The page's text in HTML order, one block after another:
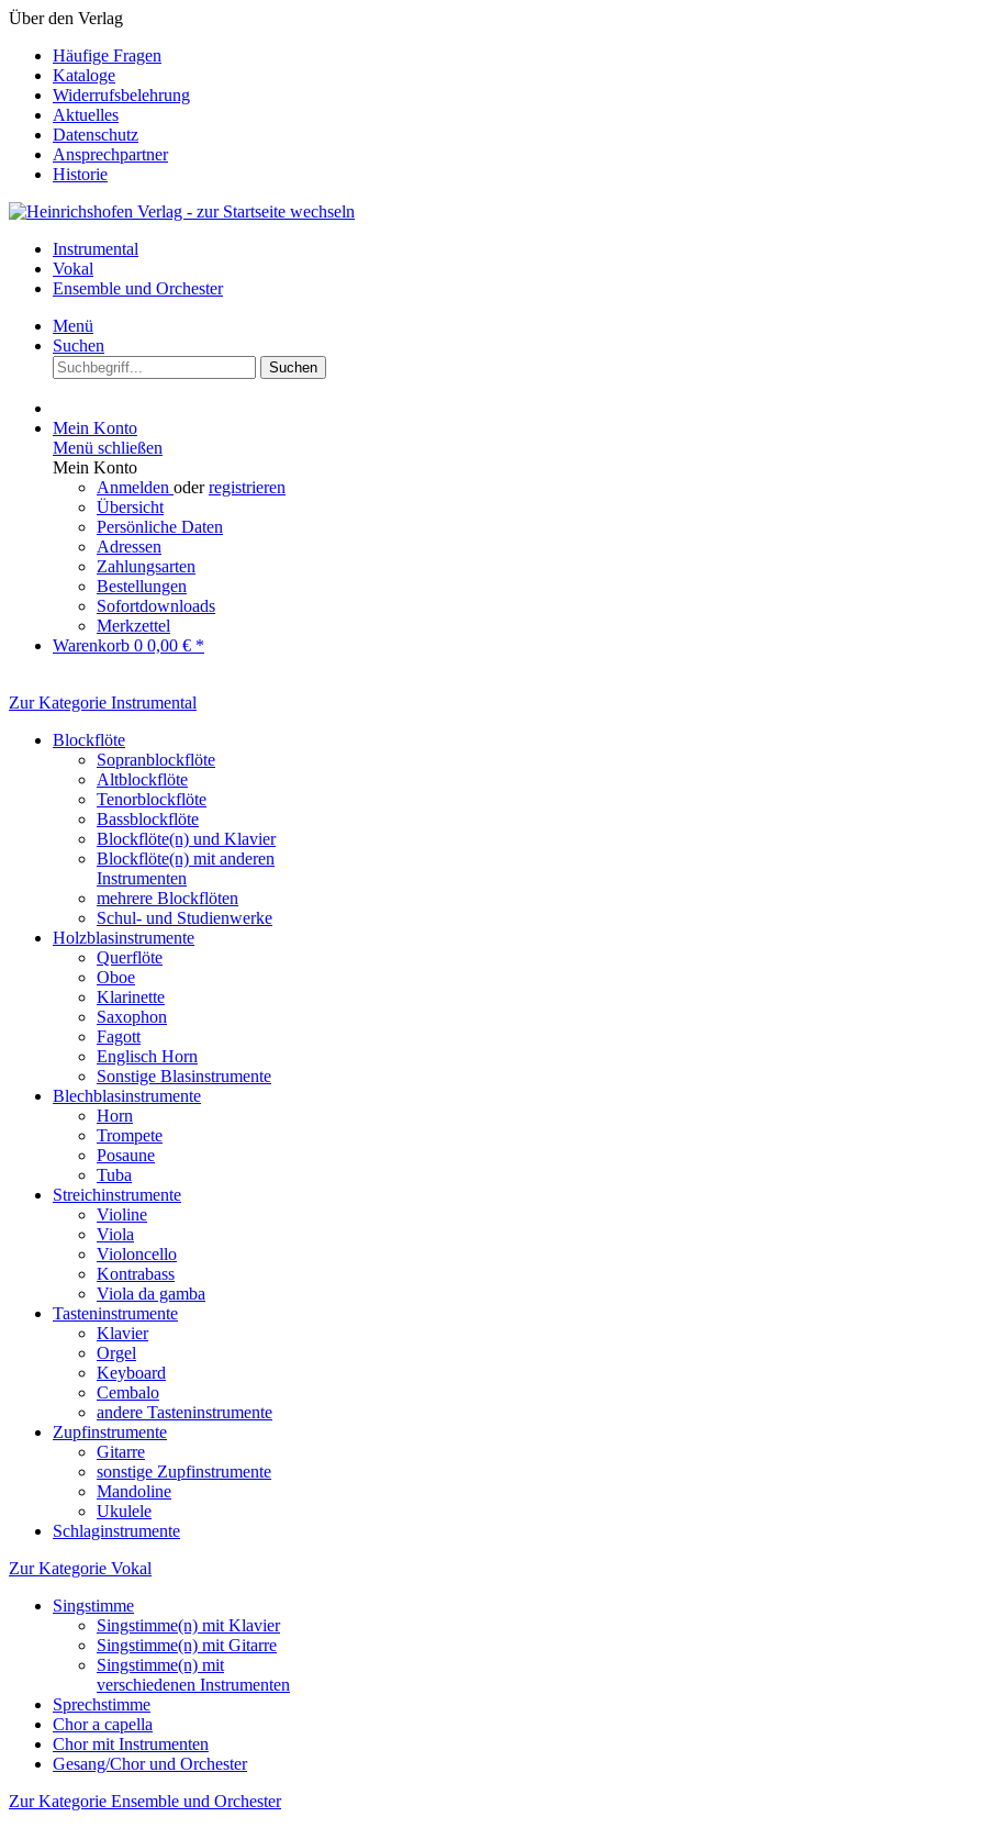
Über den Verlag
Häufige Fragen
Kataloge
Widerrufsbelehrung
Aktuelles
Datenschutz
Ansprechpartner
Historie
Instrumental
Vokal
Ensemble und Orchester
Menü
Suchen
Suchen
Mein Konto
Menü schließen
Mein Konto
Anmelden oderregistrieren
Übersicht
Persönliche Daten
Adressen
Zahlungsarten
Bestellungen
Sofortdownloads
Merkzettel
Warenkorb 0 0,00 € *
Zur Kategorie Instrumental
Blockflöte
Sopranblockflöte
Altblockflöte
Tenorblockflöte
Bassblockflöte
Blockflöte(n) und Klavier
Blockflöte(n) mit anderen
Instrumenten
mehrere Blockflöten
Schul- und Studienwerke
Holzblasinstrumente
Querflöte
Oboe
Klarinette
Saxophon
Fagott
Englisch Horn
Sonstige Blasinstrumente
Blechblasinstrumente
Horn
Trompete
Posaune
Tuba
Streichinstrumente
Violine
Viola
Violoncello
Kontrabass
Viola da gamba
Tasteninstrumente
Klavier
Orgel
Keyboard
Cembalo
andere Tasteninstrumente
Zupfinstrumente
Gitarre
sonstige Zupfinstrumente
Mandoline
Ukulele
Schlaginstrumente
Zur Kategorie Vokal
Singstimme
Singstimme(n) mit Klavier
Singstimme(n) mit Gitarre
Singstimme(n) mit
verschiedenen Instrumenten
Sprechstimme
Chor a capella
Chor mit Instrumenten
Gesang/Chor und Orchester
Zur Kategorie Ensemble und Orchester